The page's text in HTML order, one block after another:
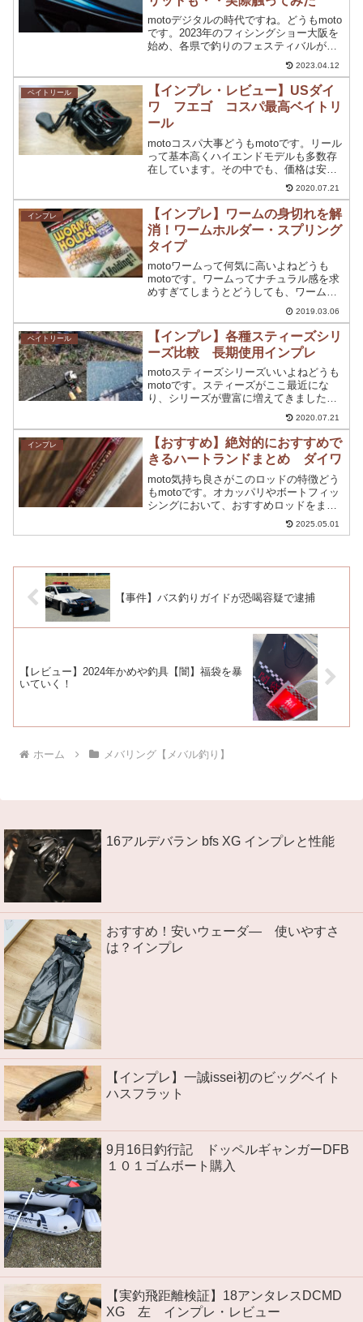
motoデジタルの時代ですね。どうもmoto
です。2023年のフィシングショー大阪を
始め、各県で釣りのフェスティバルが開
催されていますね！コロナ落ち着いては
いませんが。。もうキリがない感じです
よね。続々と各釣りメーカーが新製品を
発表されてい...
2023.04.12
ベイトリール
【インプレ・レビュー】USダイ
ワ フエゴ コスパ最高ベイトリ
ール
motoコスパ大事どうもmotoです。リール
って基本高くハイエンドモデルも多数存
在しています。その中でも、価格は安い
が性能もいいリールが存在しています
ね。今回、購入してきたのは、タックル
ベリーで激安で販売されていた(2018年11
月現在）U...
2020.07.21
インプレ
【インプレ】ワームの身切れを解
消！ワームホルダー・スプリング
タイプ
motoワームって何気に高いよねどうも
motoです。ワームってナチュラル感を求
めすぎてしまうとどうしても、ワーム自
体の強度が弱くなったりしてしまいます
よね。ワームも年々高くなってきている
印象もありますが、ワームのロストって
結構痛いですよね。...
2019.03.06
ベイトリール
【インプレ】各種スティーズシリ
ーズ比較 長期使用インプレ
motoスティーズシリーズいいよねどうも
motoです。スティーズがここ最近にな
り、シリーズが豊富に増えてきました
ね。 スティーズSV TW スティーズA
TW スティーズCT SV TW スティーズ
Airと現在四種類のスティーズシリーズが
発...
2020.07.21
インプレ
【おすすめ】絶対的におすすめで
きるハートランドまとめ ダイワ
moto気持ち良さがこのロッドの特徴どう
もmotoです。オカッパリやボートフィッ
シングにおいて、おすすめロッドをまと
めて紹介していきたいと思います。ハー
トランドのロッドで どれを買えばいいか
2025.05.01
【事件】バス釣りガイドが恐喝容疑で逮捕
【レビュー】2024年かめや釣具【闇】福袋を暴
いていく！
ホーム メバリング【メバル釣り】
16アルデバラン bfs XG インプレと性能
おすすめ！安いウェーダ― 使いやすさ
は？インプレ
【インプレ】一誠issei初のビッグベイト
ハスフラット
9月16日釣行記 ドッペルギャンガーDFB
１０１ゴムボート購入
【実釣飛距離検証】18アンタレスDCMD
XG 左 インプレ・レビュー